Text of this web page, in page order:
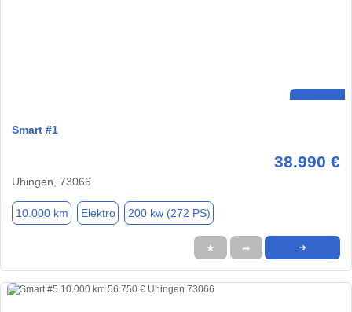
Smart #1
38.990 €
Uhingen, 73066
10.000 km Elektro 200 kw (272 PS)
★ ➦ ➜